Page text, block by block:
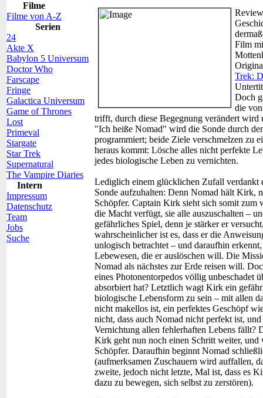
Filme
Filme von A-Z
Serien
24
Akte X
Babylon 5 Universum
Doctor Who
Farscape
Fringe
Galactica Universum
Game of Thrones
Lost
Primeval
Stargate
Star Trek
Supernatural
The Vampire Diaries
Intern
Impressum
Datenschutz
Team
Jobs
Suche
Film
Trek:
Doch
die
trifft, durch diese Begegnung verändert
"Ich heiße Nomad" wird die Sonde durch
programmiert; beide Ziele verschmelzen zu
heraus kommt: Lösche alles nicht perfekte
jedes biologische Leben zu vernichten.
Lediglich einem glücklichen Zufall verdankt
Sonde aufzuhalten: Denn Nomad hält Kirk,
Schöpfer. Captain Kirk sieht sich somit zum
die Macht verfügt, sie alle auszuschalten –
gefährliches Spiel, denn je stärker er
wahrscheinlicher ist es, dass er die
unlogisch betrachtet – und daraufhin
Lebewesen, die er auslöschen will. Die
Nomad als nächstes zur Erde reisen will.
eines Photonentorpedos völlig unbeschadet
absorbiert hat? Letztlich wagt Kirk ein
biologische Lebensform zu sein – mit allen
nicht makellos ist, ein perfektes Geschöpf
nicht, dass auch Nomad nicht perfekt ist,
Vernichtung allen fehlerhaften Lebens fällt?
Kirk geht nun noch einen Schritt weiter, und
Schöpfer. Daraufhin beginnt Nomad
(aufmerksamen Zuschauern wird auffallen,
zweite, jedoch nicht letzte, Mal ist, dass es
dazu zu bewegen, sich selbst zu zerstören).